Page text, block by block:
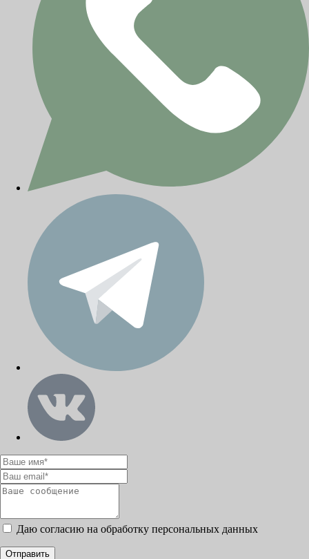
Даю согласию на обработку персональных данных
Отправить